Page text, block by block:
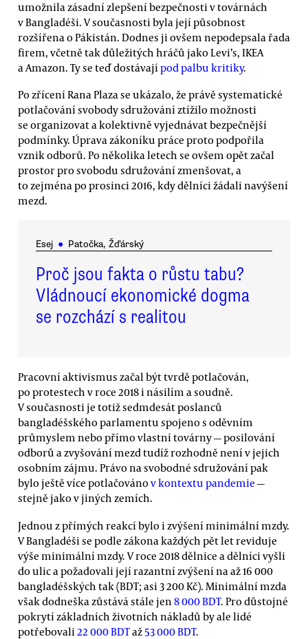
umožnila zásadní zlepšení bezpečnosti v továrnách
v Bangladéši. V současnosti byla její působnost
rozšířena o Pákistán. Dodnes ji ovšem nepodepsala řada
firem, včetně tak důležitých hráčů jako Levi’s, IKEA
a Amazon. Ty se teď dostávají pod palbu kritiky.
Po zřícení Rana Plaza se ukázalo, že právě systematické
potlačování svobody sdružování ztížilo možnosti
se organizovat a kolektivně vyjednávat bezpečnější
podmínky. Úprava zákoníku práce proto podpořila
vznik odborů. Po několika letech se ovšem opět začal
prostor pro svobodu sdružování zmenšovat, a
to zejména po prosinci 2016, kdy dělníci žádali navýšení
mezd.
Esej ● Patočka, Žďárský
Proč jsou fakta o růstu tabu?
Vládnoucí ekonomické dogma
se rozchází s realitou
Pracovní aktivismus začal být tvrdě potlačován,
po protestech v roce 2018 i násilím a soudně.
V současnosti je totiž sedmdesát poslanců
bangladéšského parlamentu spojeno s oděvním
průmyslem nebo přímo vlastní továrny — posilování
odborů a zvyšování mezd tudíž rozhodně není v jejich
osobním zájmu. Právo na svobodné sdružování pak
bylo ještě více potlačovánov kontextu pandemie —
stejně jako v jiných zemích.
Jednou z přímých reakcí bylo i zvýšení minimální mzdy.
V Bangladéši se podle zákona každých pět let reviduje
výše minimální mzdy. V roce 2018 dělnice a dělníci vyšli
do ulic a požadovali její razantní zvýšení na až 16 000
bangladéšských tak (BDT; asi 3 200 Kč). Minimální mzda
však dodneška zůstává stále jen 8 000 BDT. Pro důstojné
pokrytí základních životních nákladů by ale lidé
potřebovali 22 000 BDTaž 53 000 BDT.